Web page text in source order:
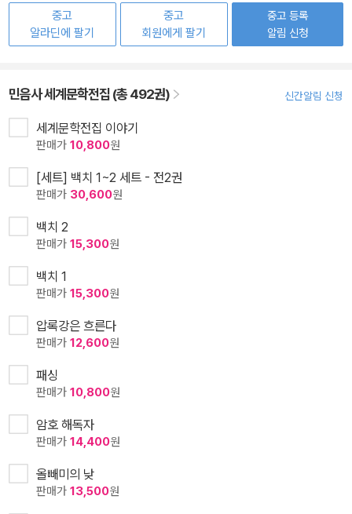
중고
알라딘에 팔기
중고
회원에게 팔기
중고 등록
알림 신청
민음사 세계문학전집 (총 492권) 신간알림 신청
세계문학전집 이야기
판매가 10,800원
[세트] 백치 1~2 세트 - 전2권
판매가 30,600원
백치 2
판매가 15,300원
백치 1
판매가 15,300원
압록강은 흐른다
판매가 12,600원
패싱
판매가 10,800원
암호 해독자
판매가 14,400원
올빼미의 낮
판매가 13,500원